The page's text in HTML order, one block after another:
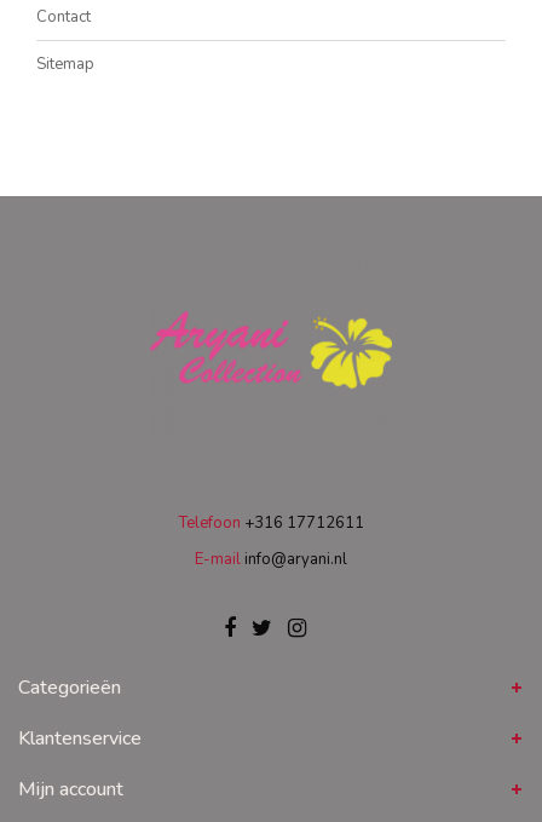
Contact
Sitemap
Telefoon +316 17712611
E-mail info@aryani.nl
Categorieën
Klantenservice
Mijn account